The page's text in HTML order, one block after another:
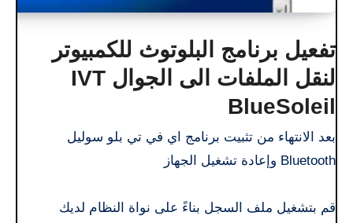
تفعيل برنامج البلوتوث للكمبيوتر
لنقل الملفات الى الجوال IVT
BlueSoleil
بعد الانتهاء من تثبيت برنامج اي في تي بلو سوليل
Bluetooth وإعادة تشغيل الجهاز
قم بتشغيل ملف السجل بناءً على نواة النظام لديك